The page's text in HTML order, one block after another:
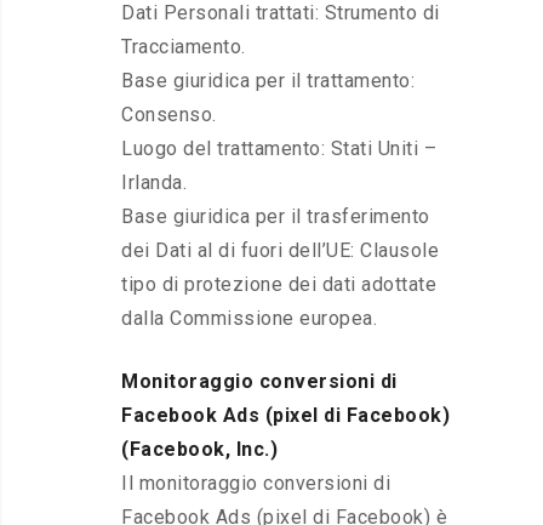
Dati Personali trattati: Strumento di
Tracciamento.
Base giuridica per il trattamento:
Consenso.
Luogo del trattamento: Stati Uniti –
Irlanda.
Base giuridica per il trasferimento
dei Dati al di fuori dell’UE: Clausole
tipo di protezione dei dati adottate
dalla Commissione europea.
Monitoraggio conversioni di
Facebook Ads (pixel di Facebook)
(Facebook, Inc.)
Il monitoraggio conversioni di
Facebook Ads (pixel di Facebook) è